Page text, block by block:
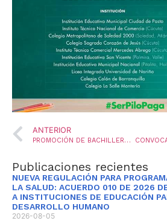
ANTERIOR
PROMOCIÓN DE BACHILLERES “CÉSAR OMAR ROJAS”
Publicaciones recientes
NUEVA REGULACIÓN PARA
LA SALUD: ACUERDO 010 DE 2026
A INSTITUCIONES DE EDUCACIÓN
DESARROLLO HUMANO
2026-08-05